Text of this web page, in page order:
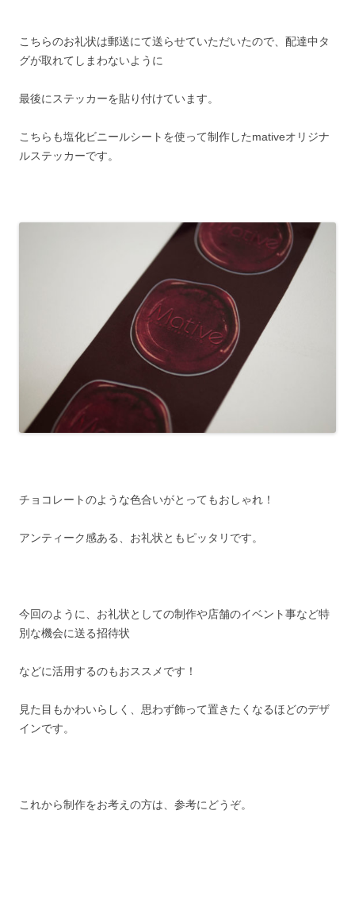
こちらのお礼状は郵送にて送らせていただいたので、配達中タ
グが取れてしまわないように
最後にステッカーを貼り付けています。
こちらも塩化ビニールシートを使って制作したmativeオリジナ
ルステッカーです。
チョコレートのような色合いがとってもおしゃれ！
アンティーク感ある、お礼状ともピッタリです。
今回のように、お礼状としての制作や店舗のイベント事など特
別な機会に送る招待状
などに活用するのもおススメです！
見た目もかわいらしく、思わず飾って置きたくなるほどのデザ
インです。
これから制作をお考えの方は、参考にどうぞ。